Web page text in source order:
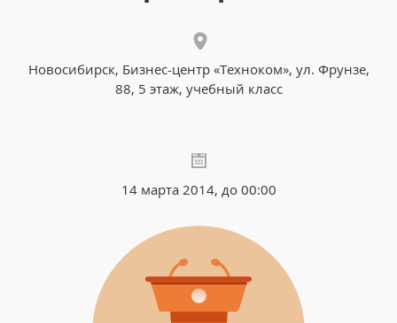
Новосибирск, Бизнес-центр «Техноком», ул. Фрунзе,
88, 5 этаж, учебный класс
14 марта 2014, до 00:00